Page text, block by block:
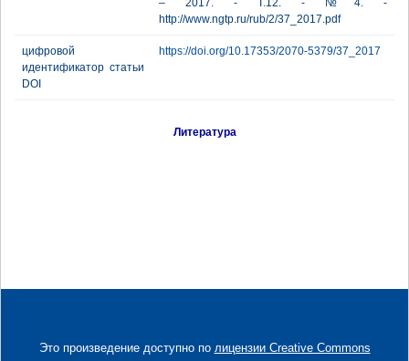
– 2017. - Т.12. - №4. -
http://www.ngtp.ru/rub/2/37_2017.pdf
цифровой
идентификатор статьи
DOI
https://doi.org/10.17353/2070-5379/37_2017
Литература
Это произведение доступно по лицензии Creative Commons